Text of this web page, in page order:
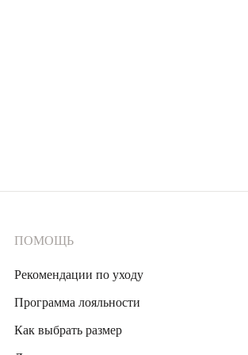
ПОМОЩЬ
Рекомендации по уходу
Программа лояльности
Как выбрать размер